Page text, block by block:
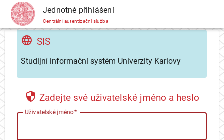
CAS Jednotné přihlášení
Centrální autentizační služba
SIS
Studijní informační systém Univerzity Karlovy
Zadejte své uživatelské jméno a heslo
Uživatelské jméno